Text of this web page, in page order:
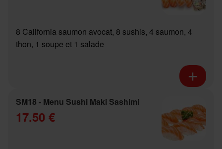
8 California saumon avocat, 8 sushis, 4 saumon, 4
thon, 1 soupe et 1 salade
SM18 - Menu Sushi Maki Sashimi
17.50 €